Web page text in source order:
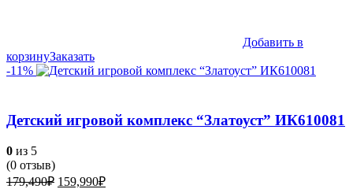
Добавить в
корзинуЗаказать
-11%
Детский игровой комплекс “Златоуст” ИК610081
0 из 5
(0 отзыв)
179,490₽ Первоначальная
159,990₽Текущая